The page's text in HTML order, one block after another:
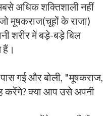
अधिक शक्तिशाली नहीं
मूषकराज(चूहों के राजा)
शरीर में बड़े-बड़े बिल
गई और बोली, "मूषकराज,
करेंगे? क्या आप उसे अपनी